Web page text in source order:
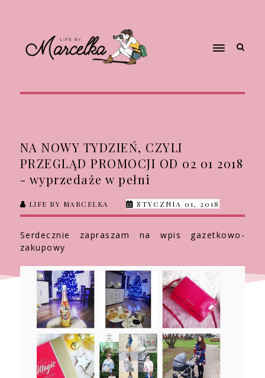
NA NOWY TYDZIEŃ, CZYLI
PRZEGLĄD PROMOCJI OD 02 01 2018
- wyprzedaże w pełni
LIFE BY MARCELKA STYCZNIA 01, 2018
Serdecznie zapraszam na wpis gazetkowo-
zakupowy